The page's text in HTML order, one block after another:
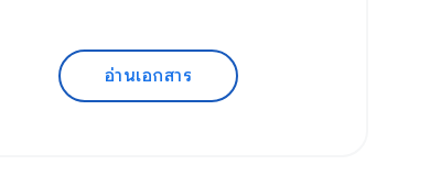
อ่านเอกสาร